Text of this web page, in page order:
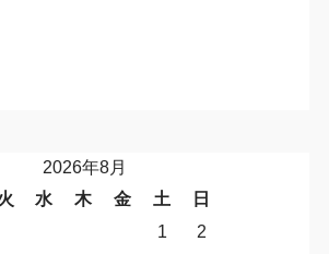
2026年8月
水 木 金 土 日
1
2